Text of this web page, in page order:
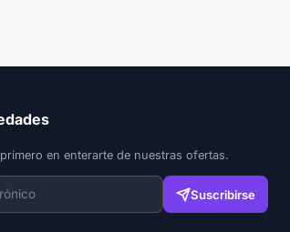
en enterarte de nuestras ofertas.
Suscribirse